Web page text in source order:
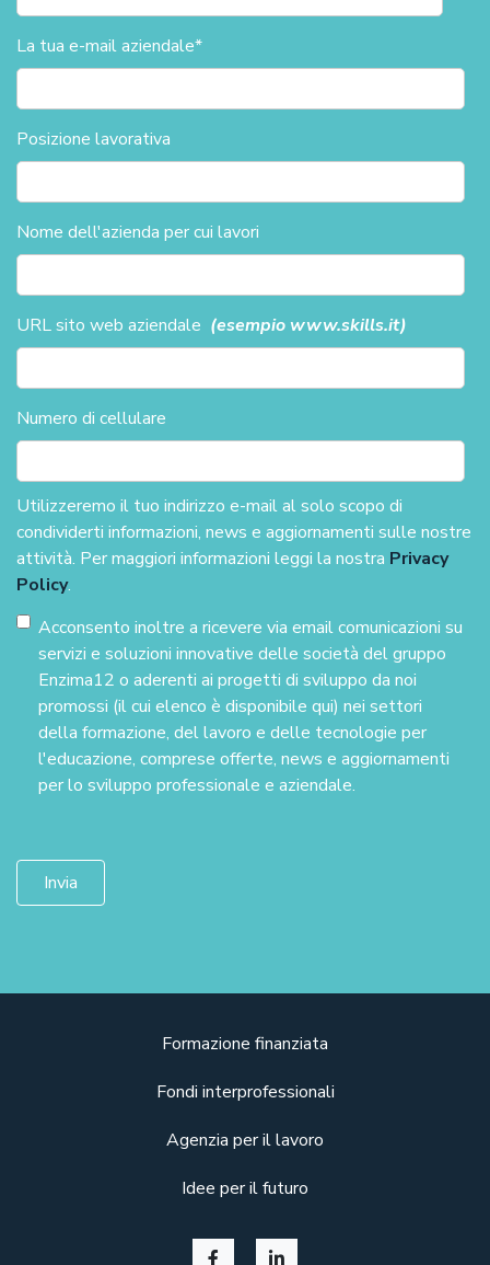
La tua e-mail aziendale*
Posizione lavorativa
Nome dell'azienda per cui lavori
URL sito web aziendale (esempio www.skills.it)
Numero di cellulare
Utilizzeremo il tuo indirizzo e-mail al solo scopo di
condividerti informazioni, news e aggiornamenti sulle nostre
attività. Per maggiori informazioni leggi la nostra Privacy
Policy.
Acconsento inoltre a ricevere via email comunicazioni su
servizi e soluzioni innovative delle società del gruppo
Enzima12 o aderenti ai progetti di sviluppo da noi
promossi (il cui elenco è disponibile qui) nei settori
della formazione, del lavoro e delle tecnologie per
l'educazione, comprese offerte, news e aggiornamenti
per lo sviluppo professionale e aziendale.
Formazione finanziata
Fondi interprofessionali
Agenzia per il lavoro
Idee per il futuro